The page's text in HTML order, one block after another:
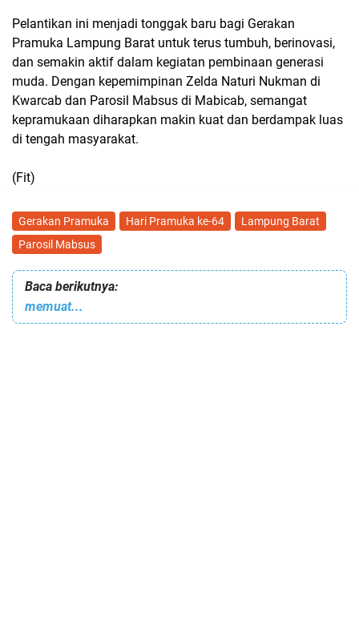
Pelantikan ini menjadi tonggak baru bagi Gerakan
Pramuka Lampung Barat untuk terus tumbuh, berinovasi,
dan semakin aktif dalam kegiatan pembinaan generasi
muda. Dengan kepemimpinan Zelda Naturi Nukman di
Kwarcab dan Parosil Mabsus di Mabicab, semangat
kepramukaan diharapkan makin kuat dan berdampak luas
di tengah masyarakat.
(Fit)
Gerakan Pramuka Hari Pramuka ke-64
Lampung Barat
Parosil Mabsus
Baca berikutnya:
memuat...